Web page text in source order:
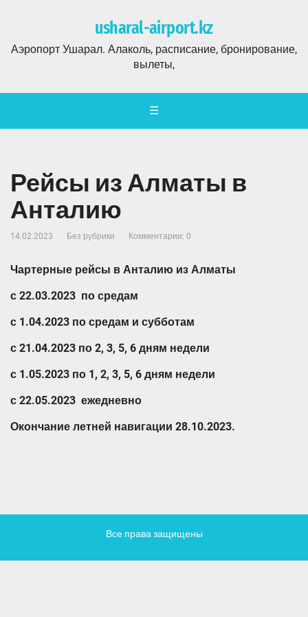
usharal-airport.kz
Аэропорт Ушарал. Алаколь, расписание, бронирование,
вылеты,
☰
Рейсы из Алматы в
Анталию
14.02.2023 Без рубрики Комментарии: 0
Чартерные рейсы в Анталию из Алматы
с 22.03.2023 по средам
с 1.04.2023 по средам и субботам
с 21.04.2023 по 2, 3, 5, 6 дням недели
с 1.05.2023 по 1, 2, 3, 5, 6 дням недели
с 22.05.2023 ежедневно
Окончание летней навигации 28.10.2023.
Все права защищены